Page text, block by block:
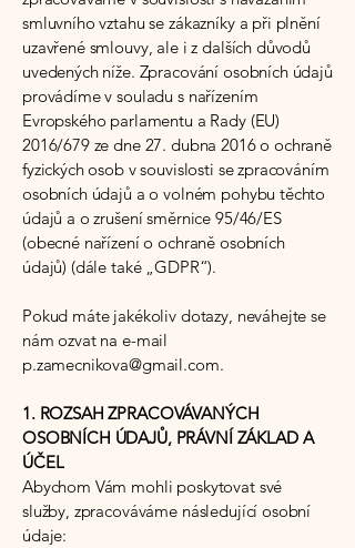
smluvního vztahu se zákazníky a při plnění
uzavřené smlouvy, ale i z dalších důvodů
uvedených níže. Zpracování osobních údajů
provádíme v souladu s nařízením
Evropského parlamentu a Rady (EU)
2016/679 ze dne 27. dubna 2016 o ochraně
fyzických osob v souvislosti se zpracováním
osobních údajů a o volném pohybu těchto
údajů a o zrušení směrnice 95/46/ES
(obecné nařízení o ochraně osobních
údajů) (dále také „GDPR“).
Pokud máte jakékoliv dotazy, neváhejte se
nám ozvat na e-mail
p.zamecnikova@gmail.com.
1. ROZSAH ZPRACOVÁVANÝCH
OSOBNÍCH ÚDAJŮ, PRÁVNÍ ZÁKLAD A
ÚČEL
Abychom Vám mohli poskytovat své
služby, zpracováváme následující osobní
údaje: